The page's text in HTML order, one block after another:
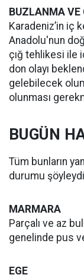
BUZLANMA VE
Karadeniz’in iç
Anadolu'nun
çığ tehlikesi ile
don olayı
gelebilecek
olunması
BUGÜN
Tüm bunların
durumu
MARMARA
Parçalı ve az
genelinde pus
EGE